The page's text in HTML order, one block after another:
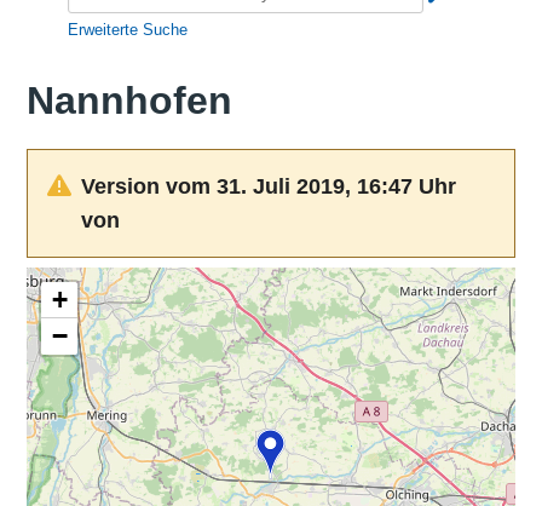
Erweiterte Suche
Nannhofen
Version vom 31. Juli 2019, 16:47 Uhr
von
+
−